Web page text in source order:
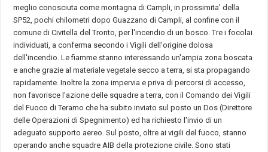
meglio conosciuta come montagna di Campli, in prossimita' della
SP52, pochi chilometri dopo Guazzano di Campli, al confine con il
comune di Civitella del Tronto, per l'incendio di un bosco. Tre i focolai
individuati, a conferma secondo i Vigili dell'origine dolosa
dell'incendio. Le fiamme stanno interessando un'ampia zona boscata
e anche grazie al materiale vegetale secco a terra, si sta propagando
rapidamente. Inoltre la zona impervia e priva di percorsi di accesso,
non favorisce l'azione delle squadre a terra, con il Comando dei Vigili
del Fuoco di Teramo che ha subito inviato sul posto un Dos (Direttore
delle Operazioni di Spegnimento) ed ha richiesto l'invio di un
adeguato supporto aereo. Sul posto, oltre ai vigili del fuoco, stanno
operando anche squadre AIB della protezione civile. Sono stati